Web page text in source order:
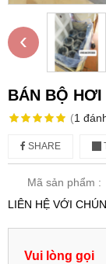
‹
BÁN BỘ HƠI
(1
SHARE
Mã sản phẩm :
LIÊN HỆ VỚI
Vui lòng gọi